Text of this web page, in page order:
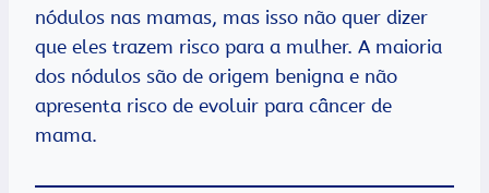
nódulos nas mamas, mas isso não quer dizer
que eles trazem risco para a mulher. A maioria
dos nódulos são de origem benigna e não
apresenta risco de evoluir para câncer de
mama.